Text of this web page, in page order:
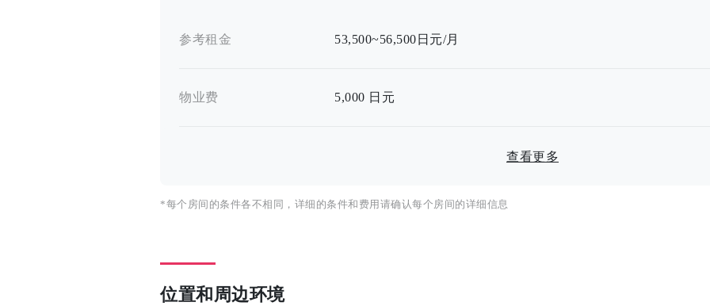
参考租金 53,500~56,500日元/月
物业费 5,000 日元
查看更多
*每个房间的条件各不相同，详细的条件和费用请确认每个房间的详细信息
位置和周边环境